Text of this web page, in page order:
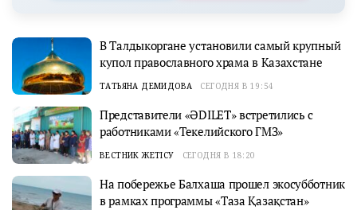
В Талдыкоргане установили самый крупный
купол православного храма в Казахстане
ТАТЬЯНА ДЕМИДОВА СЕГОДНЯ В 19:54
Представители «ӘDILET» встретились с
работниками «Текелийского ГМЗ»
ВЕСТНИК ЖЕТІСУ СЕГОДНЯ В 18:20
На побережье Балхаша прошел экосубботник
в рамках программы «Таза Қазақстан»